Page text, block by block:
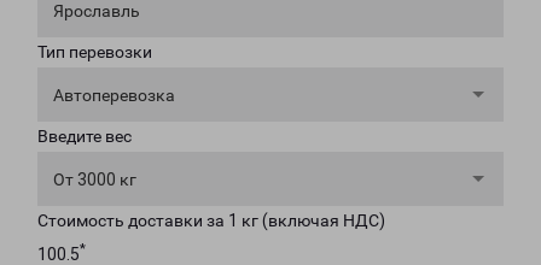
Ярославль
Тип перевозки
Автоперевозка
Введите вес
От 3000 кг
Стоимость доставки за 1 кг (включая НДС)
100.5*